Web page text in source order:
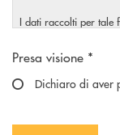
I dati raccolti per tale
visionare l’
Scegliere
Presa visione *
Dichiaro di aver